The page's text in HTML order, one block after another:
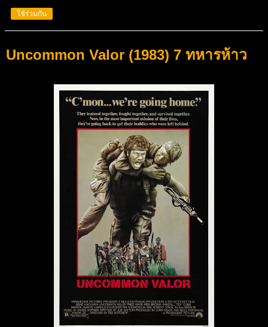
ใช้ร่วมกัน
Uncommon Valor (1983) 7 ทหารห้าว